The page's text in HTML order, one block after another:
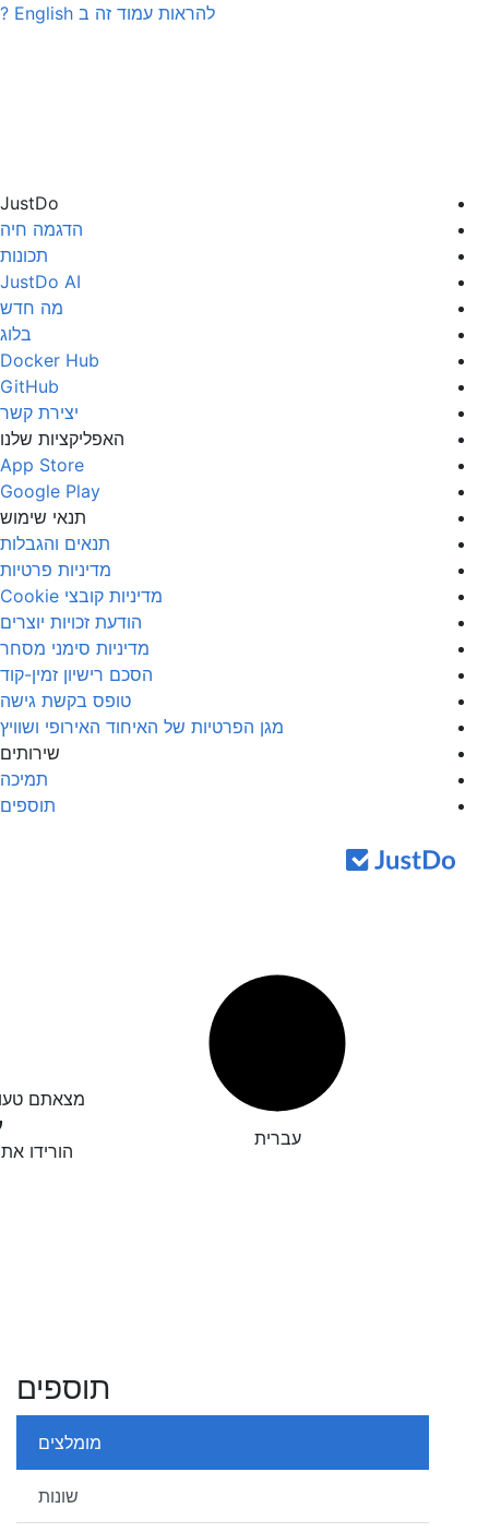
להראות עמוד זה ב English
?
JustDo
הדגמה חיה
תכונות
JustDo AI
מה חדש
בלוג
Docker Hub
GitHub
יצירת קשר
האפליקציות שלנו
App Store
Google Play
תנאי שימוש
תנאים והגבלות
מדיניות פרטיות
מדיניות קובצי Cookie
הודעת זכויות יוצרים
מדיניות סימני מסחר
הסכם רישיון זמין-קוד
טופס בקשת גישה
מגן הפרטיות של האיחוד האירופי ושוויץ
שירותים
תמיכה
תוספים
עברית
מצאתם
הורידו
תוספים
מומלצים
שונות